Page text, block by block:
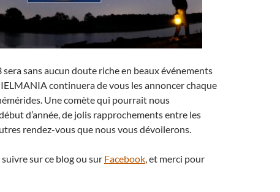
sans aucun doute riche en beaux événements
continuera de vous les annoncer chaque
Une comète qui pourrait nous
d’année, de jolis rapprochements entre les
rendez-vous que nous vous dévoilerons.
sur ce blog ou sur Facebook, et merci pour